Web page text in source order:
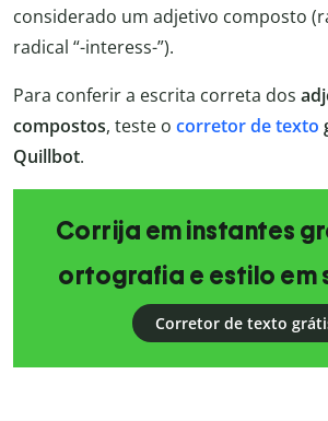
considerado um adjetivo composto
radical “-interess-”).
Para conferir a escrita correta dos
compostos, teste o corretor de texto
Quillbot.
Corrija em instantes
ortografia e estilo em
Corretor de texto